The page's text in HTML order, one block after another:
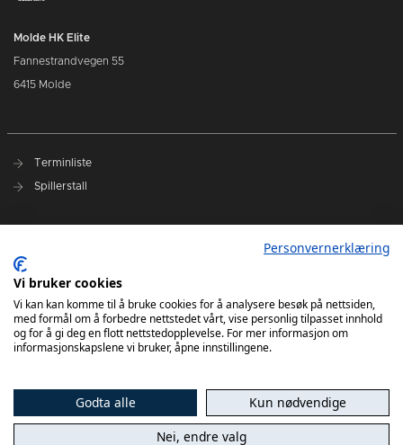
Molde HK Elite
Fannestrandvegen 55
6415 Molde
Terminliste
Spillerstall
Kjøp billetter
Sesongkort
Personvernerklæring
Vi bruker cookies
Vi kan kan komme til å bruke cookies for å analysere besøk på nettsiden,
med formål om å forbedre nettstedet vårt, vise personlig tilpasset innhold
og for å gi deg en flott nettstedopplevelse. For mer informasjon om
informasjonskapslene vi bruker, åpne innstillingene.
Godta alle
Kun nødvendige
Nei, endre valg